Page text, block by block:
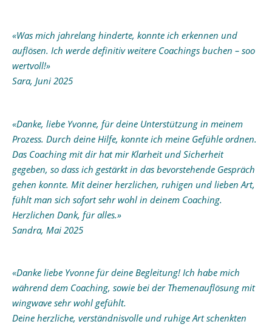
«Was mich jahrelang hinderte, konnte ich erkennen und
auflösen. Ich werde definitiv weitere Coachings buchen – soo
wertvoll!»
Sara, Juni 2025
«Danke, liebe Yvonne, für deine Unterstützung in meinem
Prozess. Durch deine Hilfe, konnte ich meine Gefühle ordnen.
Das Coaching mit dir hat mir Klarheit und Sicherheit
gegeben, so dass ich gestärkt in das bevorstehende Gespräch
gehen konnte. Mit deiner herzlichen, ruhigen und lieben Art,
fühlt man sich sofort sehr wohl in deinem Coaching.
Herzlichen Dank, für alles.»
Sandra, Mai 2025
«Danke liebe Yvonne für deine Begleitung! Ich habe mich
während dem Coaching, sowie bei der Themenauflösung mit
wingwave sehr wohl gefühlt.
Deine herzliche, verständnisvolle und ruhige Art schenkten